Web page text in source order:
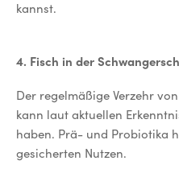
kannst.
4. Fisch in der
Der regelmäßige Verzehr
kann laut aktuellen
haben. Prä- und Probiotika
gesicherten Nutzen.